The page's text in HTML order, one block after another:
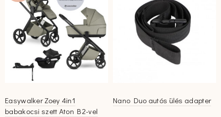
Easywalker Zoey 4in1
babakocsi szett Aton B2-vel
Nano Duo autós ülés adapter